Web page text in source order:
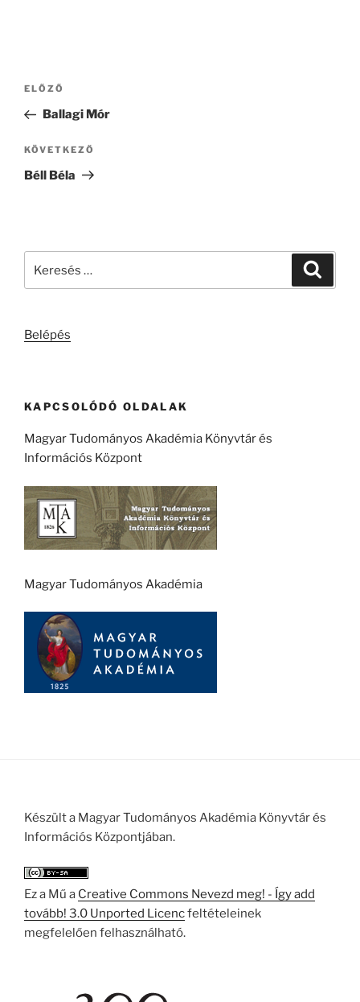
Bejegyzés
Korábbi
bejegyzés
ELŐZŐ
Ballagi Mór
Következő
bejegyzés
KÖVETKEZŐ
Béll Béla
Belépés
KAPCSOLÓDÓ OLDALAK
Magyar Tudományos Akadémia Könyvtár és
Információs Központ
Magyar Tudományos Akadémia
Készült a Magyar Tudományos Akadémia Könyvtár és
Információs Központjában.
Ez a Mű a Creative Commons Nevezd meg! - Így add
tovább! 3.0 Unported Licencfeltételeinek
megfelelően felhasználható.